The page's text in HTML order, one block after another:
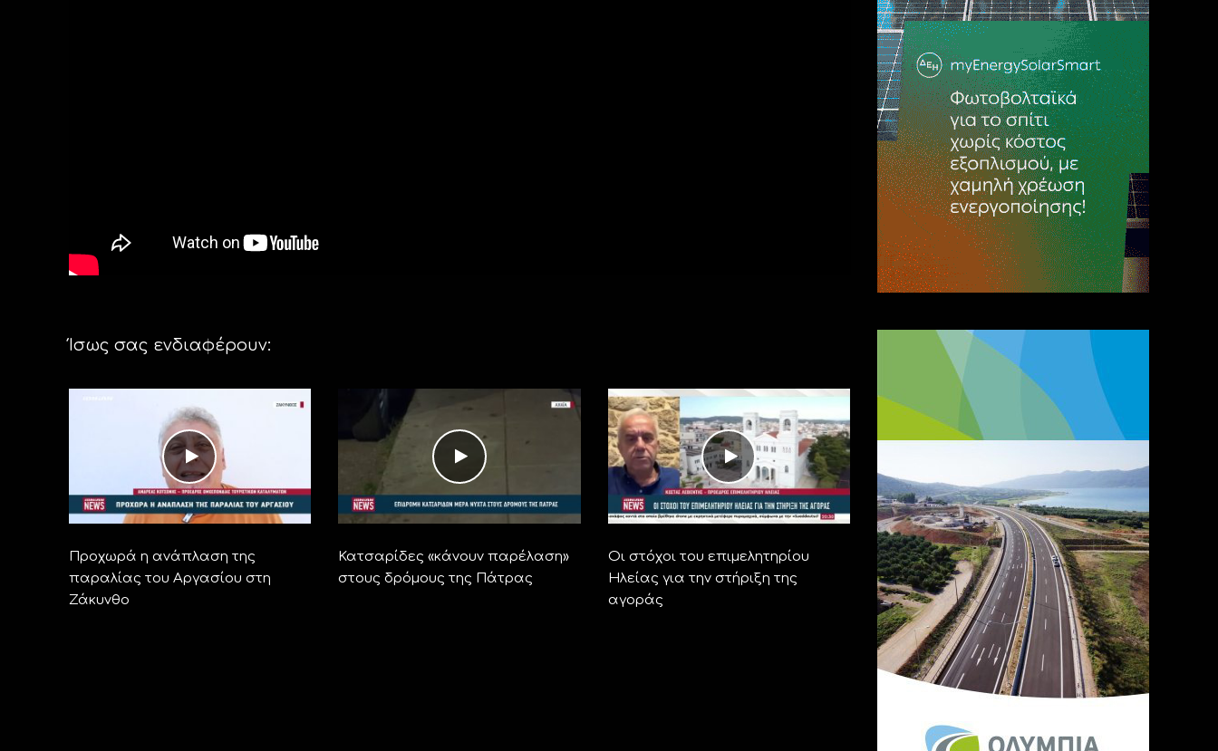
Ίσως σας ενδιαφέρουν:
Προχωρά η ανάπλαση της
παραλίας του Αργασίου στη
Ζάκυνθο
Κατσαρίδες «κάνουν παρέλαση»
στους δρόμους της Πάτρας
Οι στόχοι του επιμελητηρίου
Ηλείας για την στήριξη της
αγοράς